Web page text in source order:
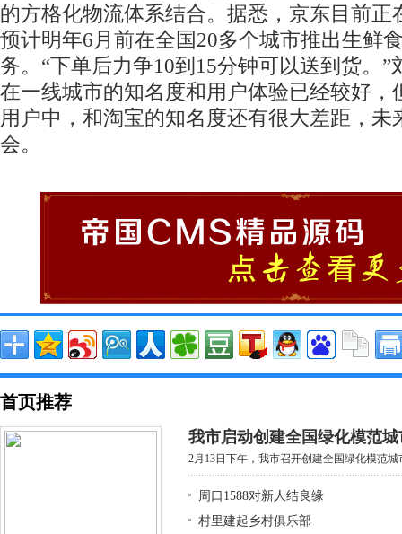
的方格化物流体系结合。据悉，京东目前正
预计明年6月前在全国20多个城市推出生鲜
务。“下单后力争10到15分钟可以送到货。”
在一线城市的知名度和用户体验已经较好，
用户中，和淘宝的知名度还有很大差距，未
会。
首页推荐
我市启动创建全国绿化模范
2月13日下午，我市召开创建全国绿化模范
周口1588对新人结良缘
村里建起乡村俱乐部